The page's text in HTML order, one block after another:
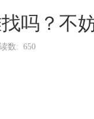
吗？不
数: 650